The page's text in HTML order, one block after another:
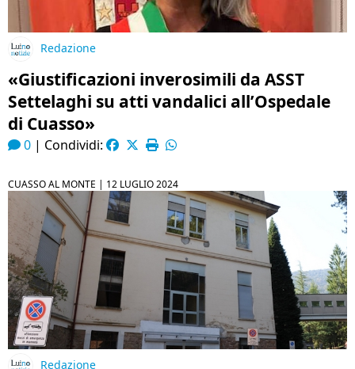
Redazione
«Giustificazioni inverosimili da ASST
Settelaghi su atti vandalici all’Ospedale
di Cuasso»
0 | Condividi:
CUASSO AL MONTE | 12 LUGLIO 2024
Redazione